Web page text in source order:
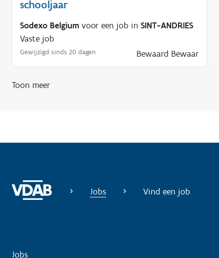
schooljaar
Sodexo Belgium voor een job in SINT-ANDRIES
Vaste job
Gewijzigd sinds 20 dagen Bewaard Bewaar
Toon meer
Jobs Vind een job
Jobs